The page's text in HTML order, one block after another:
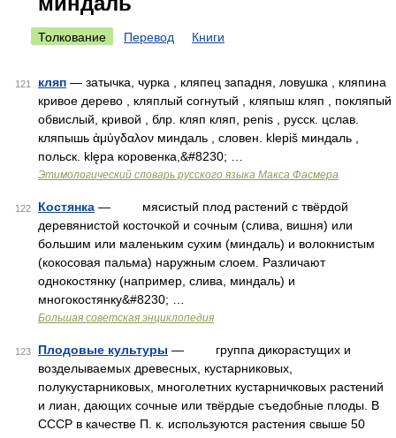
Толкование Перевод Книги
121 кляп — затычка, чурка , кляпец западня, ловушка , кляпина
кривое дерево , кляплый согнутый , кляпыш кляп , покляпый
обвислый, кривой , блр. кляп кляп, penis , русск. цслав.
кляпышь ἀμύγδαλον миндаль , словен. klepiš миндаль ,
польск. klępa коровенка,&#8230; …
Этимологический словарь русского языка Макса Фасмера
122 Костянка — мясистый плод растений с твёрдой
деревянистой косточкой и сочным (слива, вишня) или
большим или маленьким сухим (миндаль) и волокнистым
(кокосовая пальма) наружным слоем. Различают
однокостянку (например, слива, миндаль) и
многокостянку&#8230; …
Большая советская энциклопедия
123 Плодовые культуры — группа дикорастущих и
возделываемых древесных, кустарниковых,
полукустарниковых, многолетних кустарничковых растений
и лиан, дающих сочные или твёрдые съедобные плоды. В
СССР в качестве П. к. используются растения свыше 50